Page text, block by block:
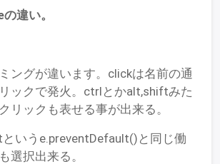
の違い。
ングが違います。clickは名前の通
ックで発火。ctrlとかalt,shiftみた
リックも表せる事が出来る。
というe.preventDefault()と同じ働
選択出来る。